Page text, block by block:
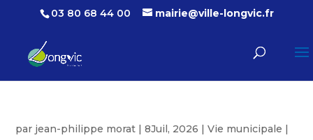
03 80 68 44 00 mairie@ville-longvic.fr
par jean-philippe morat |8Juil, 2026 |Vie municipale |